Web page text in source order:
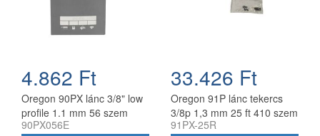
4.862 Ft
Oregon 90PX lánc 3/8" low
profile 1.1 mm 56 szem
90PX056E
33.426 Ft
Oregon 91P lánc tekercs
3/8p 1,3 mm 25 ft 410 szem
91PX-25R